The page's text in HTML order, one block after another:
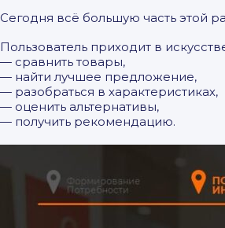
Сегодня всё большую часть этой
Пользователь приходит в
— сравнить товары,
— найти лучшее предложение,
— разобраться в характеристиках,
— оценить альтернативы,
— получить рекомендацию.